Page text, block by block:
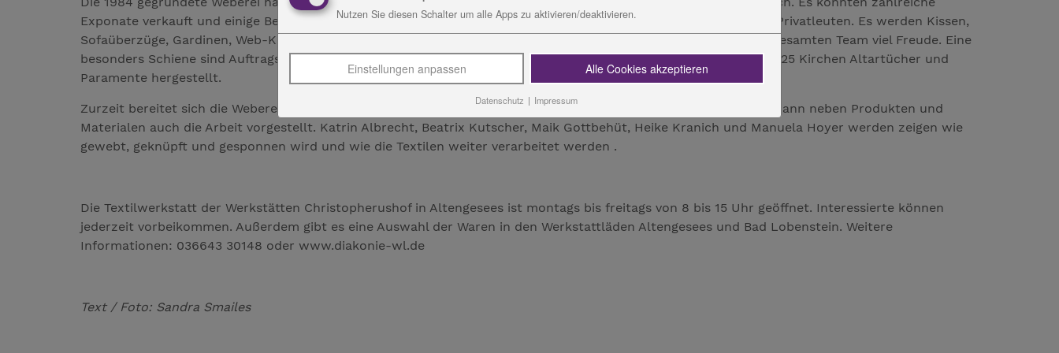
Exponate verkauft und einige Bestellungen entgegengenommen werden. Außerdem haben wir viele Aufträge von Privatleuten. Es werden Kissen,
Sofaüberzüge, Gardinen, Web-Knüpfbilder, Teppiche und vieles mehr bestellt. Die vielfältige Arbeit bereitet dem gesamten Team viel Freude. Eine
besonders Schiene sind Auftragsarbeiten für Kirchengemeinden. In den vergangenen Jahren wurden für mehr als 25 Kirchen Altartücher und
Paramente hergestellt.
Zurzeit bereitet sich die Weberei auf den Wollmarkt am 15. Mai in Bad Lobenstein vor. Am Regionalmuseum wird dann neben Produkten und
Materialen auch die Arbeit vorgestellt. Katrin Albrecht, Beatrix Kutscher, Maik Gottbehüt, Heike Kranich und Manuela Hoyer werden zeigen wie
gewebt, geknüpft und gesponnen wird und wie die Textilen weiter verarbeitet werden .
Die Textilwerkstatt der Werkstätten Christopherushof in Altengesees ist montags bis freitags von 8 bis 15 Uhr geöffnet. Interessierte können
jederzeit vorbeikommen. Außerdem gibt es eine Auswahl der Waren in den Werkstattläden Altengesees und Bad Lobenstein. Weitere
Informationen: 036643 30148 oder www.diakonie-wl.de
Text / Foto: Sandra Smailes
Nutzen Sie diesen Schalter um alle Apps zu aktivieren/deaktivieren.
Einstellungen anpassen Alle Cookies akzeptieren
Datenschutz | Impressum